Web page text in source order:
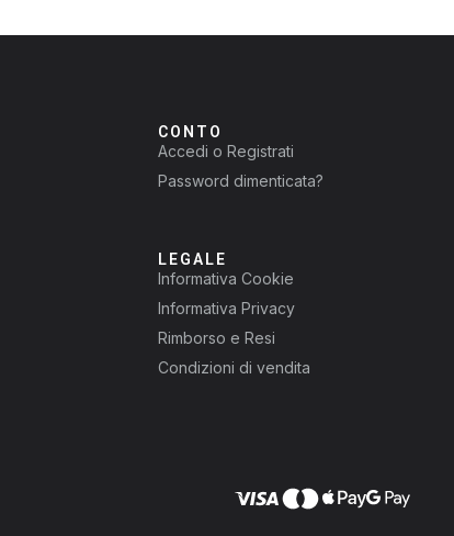
CONTO
Accedi o Registrati
Password dimenticata?
LEGALE
Informativa Cookie
Informativa Privacy
Rimborso e Resi
Condizioni di vendita